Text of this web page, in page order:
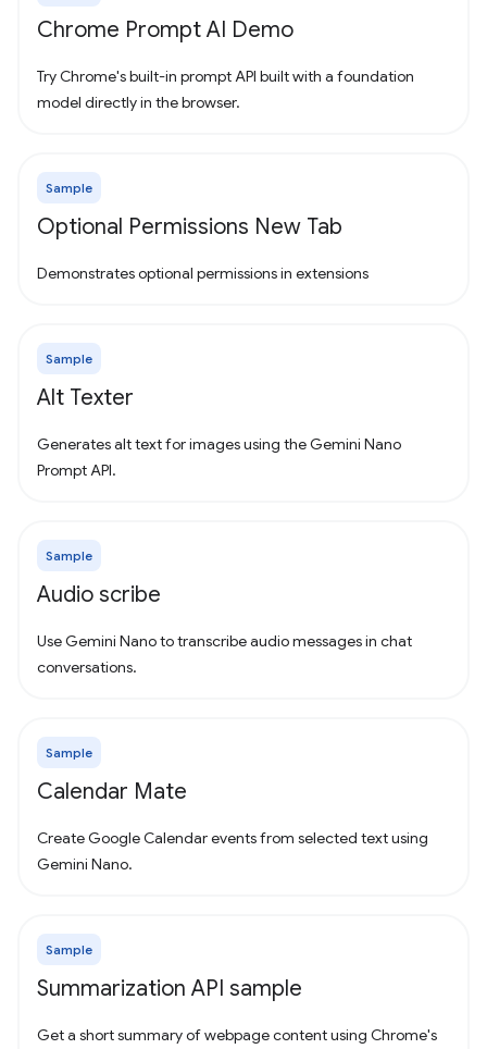
Chrome Prompt AI Demo
Try Chrome's built-in prompt API built with a foundation
model directly in the browser.
Sample
Optional Permissions New Tab
Demonstrates optional permissions in extensions
Sample
Alt Texter
Generates alt text for images using the Gemini Nano
Prompt API.
Sample
Audio scribe
Use Gemini Nano to transcribe audio messages in chat
conversations.
Sample
Calendar Mate
Create Google Calendar events from selected text using
Gemini Nano.
Sample
Summarization API sample
Get a short summary of webpage content using Chrome's